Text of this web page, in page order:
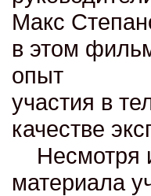
Макс
в этом
опыт
участия в
качестве
Несмотря
материала